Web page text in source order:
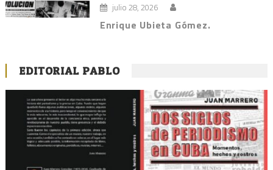
julio 28, 2026
Enrique Ubieta Gómez.
EDITORIAL PABLO